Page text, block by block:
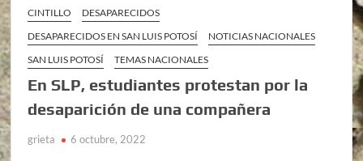
CINTILLO
DESAPARECIDOS
DESAPARECIDOS EN SAN LUIS POTOSÍ
NOTICIAS NACIONALES
SAN LUIS POTOSÍ
TEMAS NACIONALES
En SLP, estudiantes protestan por la
desaparición de una compañera
grieta 6 octubre, 2022